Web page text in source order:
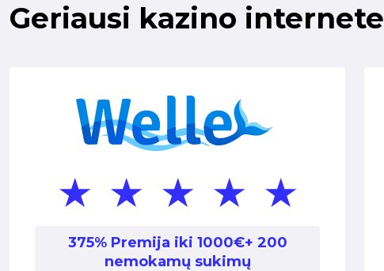
Geriausi kazino internete
375% Premija iki 1000€+ 200
nemokamų sukimų